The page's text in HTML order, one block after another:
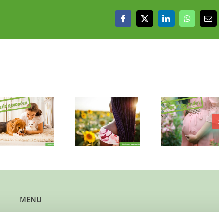
Facebook
X LinkedIn
E-
Muziek,
gezelligheid en
een fijne match
gezocht
Een nieuw begin
in Vinkeveen:
wie loopt een
stukje met haar
mee?
Wie
hart
in
MENU
Kun je steun gebruiken?